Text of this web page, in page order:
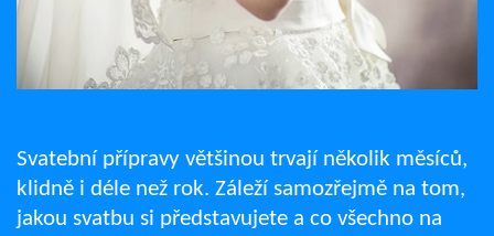
Svatební přípravy většinou trvají několik měsíců,
klidně i déle než rok. Záleží samozřejmě na tom,
jakou svatbu si představujete a co všechno na